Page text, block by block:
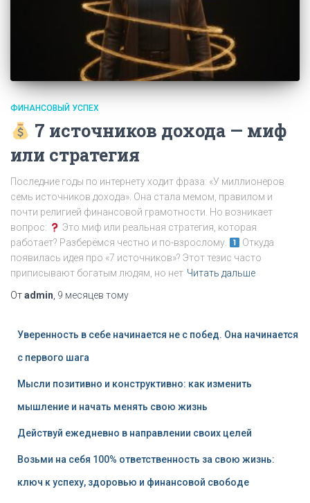
ФИНАНСОВЫЙ УСПЕХ
7 источников дохода — миф
или стратегия
Последние годы по интернету ходит фраза: «У миллионеров
семь источников дохода». Она стала мемом, правилом и
почти религией финансовой грамотности. Но возникает
вопрос:
Это миф или реальная стратегия, которая
работает? Разберёмся честно и по-взрослому.
Откуда
появилась идея про «7 источников»? Этот тезис часто
приписывают богатым людям, но нет Читать дальше
Отadmin, 9 месяцев тому
Уверенность в себе начинается не с побед. Она начинается
с первого шага
Мысли позитивно и конструктивно: как изменить
мышление и начать менять свою жизнь
Действуй ежедневно в направлении своих целей
Возьми на себя 100% ответственность за свою жизнь:
ключ к успеху, здоровью и финансовой свободе